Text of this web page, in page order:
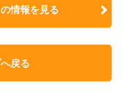
情報を見る
戻る